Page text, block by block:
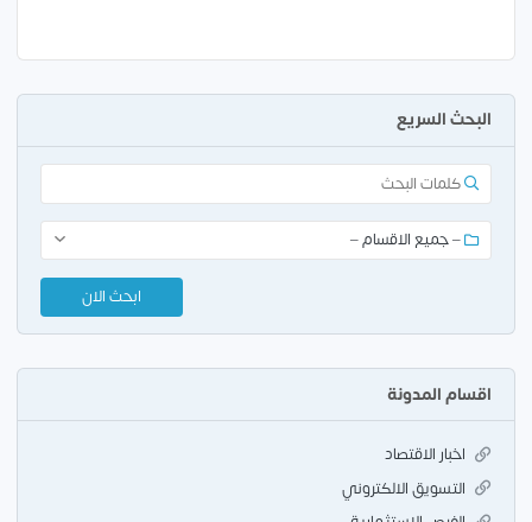
البحث السريع
اقسام المدونة
اخبار الاقتصاد
التسويق الالكتروني